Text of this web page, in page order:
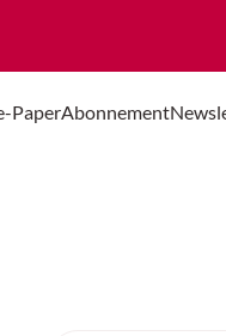
PaperAbonnement